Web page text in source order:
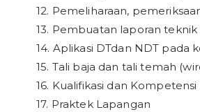
12. Pemeliharaan,
13. Pembuatan laporan
14. Aplikasi DTdan NDT
15. Tali baja dan tali temah
16. Kualifikasi dan
17. Praktek Lapangan